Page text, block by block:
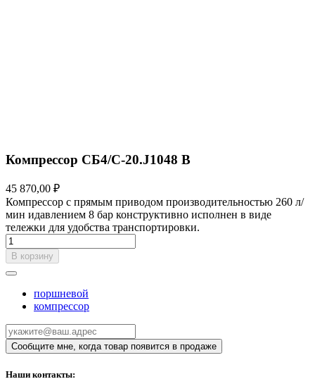
Компрессор СБ4/С-20.J1048 В
45 870,00 ₽
Компрессор с прямым приводом производительностью 260 л/
мин идавлением 8 бар конструктивно исполнен в виде
тележки для удобства транспортировки.
В корзину
поршневой
компрессор
Наши контакты: